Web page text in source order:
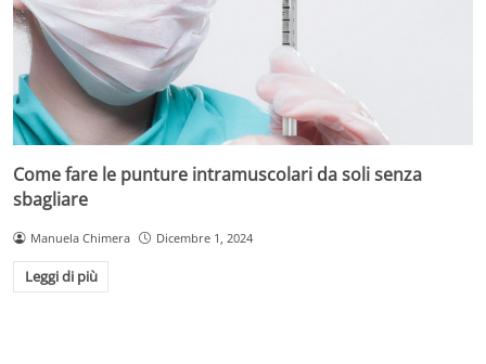
Come fare le punture intramuscolari da soli senza
sbagliare
Manuela Chimera Dicembre 1, 2024
Leggi di più